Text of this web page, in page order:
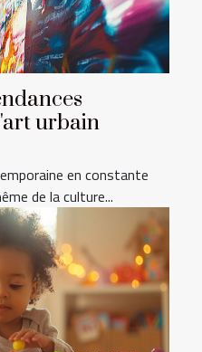
urbain
en constante
de la culture...